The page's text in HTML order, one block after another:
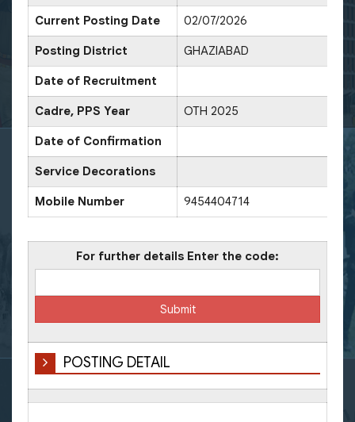
Current Posting Date 02/07/2026
Posting District GHAZIABAD
Date of Recruitment
Cadre, PPS Year OTH 2025
Date of Confirmation
Service Decorations
Mobile Number 9454404714
For further details Enter the code:
POSTING DETAIL